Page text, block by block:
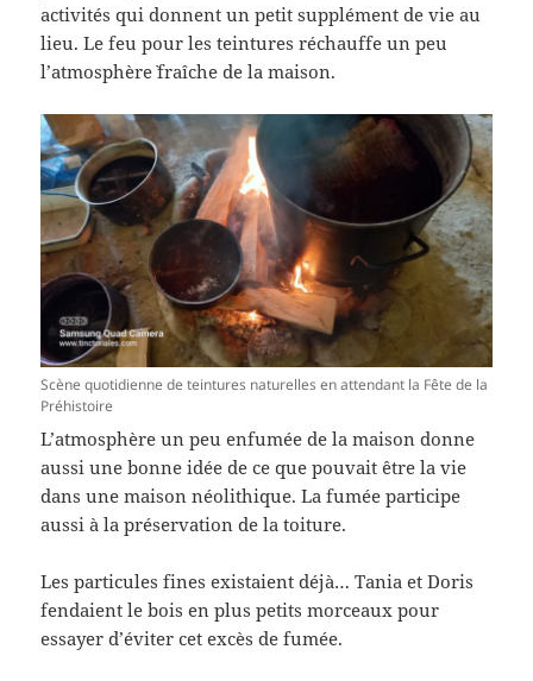
activités qui donnent un petit supplément de vie au
lieu. Le feu pour les teintures réchauffe un peu
l’atmosphère` fraîche de la maison.
Scène quotidienne de teintures naturelles en attendant la Fête de la
Préhistoire
L’atmosphère un peu enfumée de la maison donne
aussi une bonne idée de ce que pouvait être la vie
dans une maison néolithique. La fumée participe
aussi à la préservation de la toiture.
Les particules fines existaient déjà… Tania et Doris
fendaient le bois en plus petits morceaux pour
essayer d’éviter cet excès de fumée.